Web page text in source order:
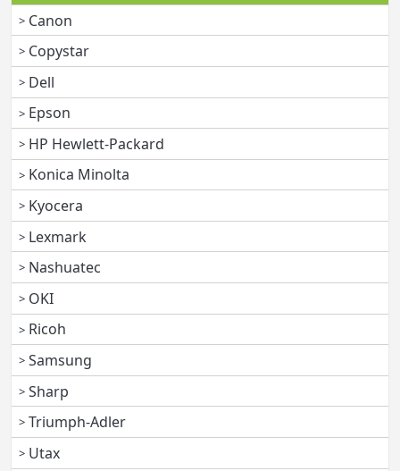
Canon
Copystar
Dell
Epson
HP Hewlett-Packard
Konica Minolta
Kyocera
Lexmark
Nashuatec
OKI
Ricoh
Samsung
Sharp
Triumph-Adler
Utax